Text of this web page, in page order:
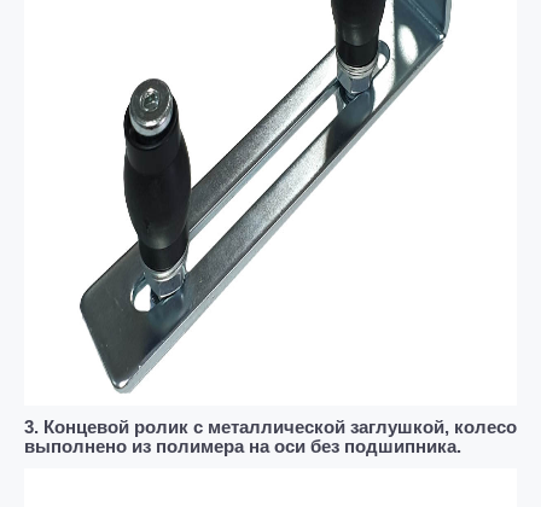
3. Концевой ролик с металлической заглушкой, колесо
выполнено из полимера на оси без подшипника.